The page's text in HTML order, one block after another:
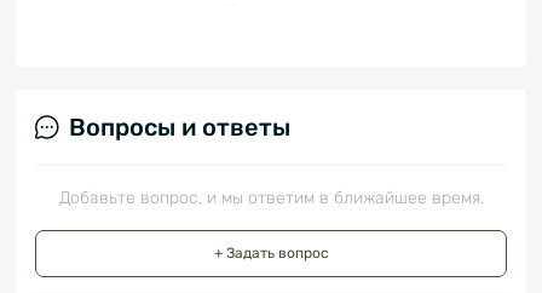
Вопросы и ответы
Добавьте вопрос, и мы ответим в ближайшее время.
+ Задать вопрос